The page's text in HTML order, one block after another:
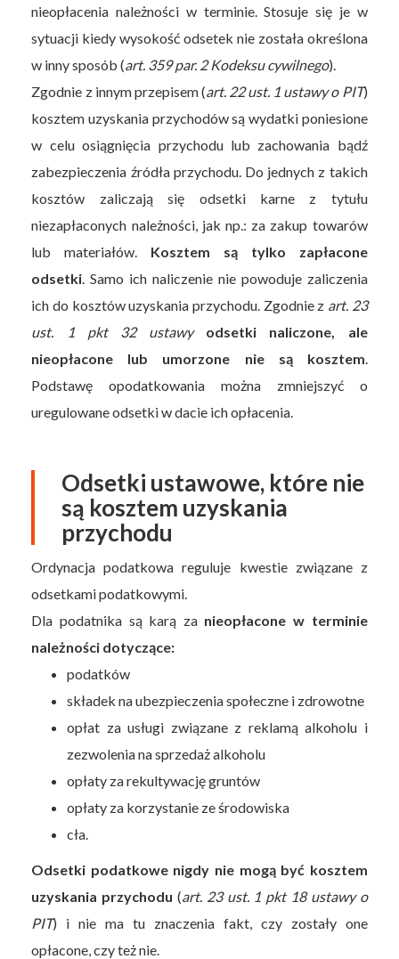
nieopłacenia należności w terminie. Stosuje się je w
sytuacji kiedy wysokość odsetek nie została określona
w inny sposób (art. 359 par. 2 Kodeksu cywilnego).
Zgodnie z innym przepisem (art. 22 ust. 1 ustawy o PIT)
kosztem uzyskania przychodów są wydatki poniesione
w celu osiągnięcia przychodu lub zachowania bądź
zabezpieczenia źródła przychodu. Do jednych z takich
kosztów zaliczają się odsetki karne z tytułu
niezapłaconych należności, jak np.: za zakup towarów
lub materiałów. Kosztem są tylko zapłacone
odsetki . Samo ich naliczenie nie powoduje zaliczenia
ich do kosztów uzyskania przychodu. Zgodnie z art. 23
ust. 1 pkt 32 ustawy
odsetki naliczone, ale
nieopłacone lub umorzone nie są kosztem
Podstawę opodatkowania można zmniejszyć o
uregulowane odsetki w dacie ich opłacenia.
Odsetki ustawowe, które nie
są kosztem uzyskania
przychodu
Ordynacja podatkowa reguluje kwestie związane z
odsetkami podatkowymi.
Dla podatnika są karą za nieopłacone w terminie
należności dotyczące:
podatków
składek na ubezpieczenia społeczne i zdrowotne
opłat za usługi związane z reklamą alkoholu i
zezwolenia na sprzedaż alkoholu
opłaty za rekultywację gruntów
opłaty za korzystanie ze środowiska
cła.
Odsetki podatkowe nigdy nie mogą być kosztem
uzyskania przychodu (art. 23 ust. 1 pkt 18 ustawy o
PIT) i nie ma tu znaczenia fakt, czy zostały one
opłacone, czy też nie.